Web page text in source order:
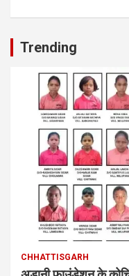
Trending
CHHATTISGARH